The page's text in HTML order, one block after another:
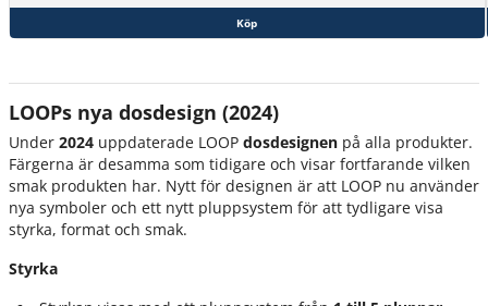
Köp
LOOPs nya dosdesign (2024)
Under 2024 uppdaterade LOOP dosdesignen på alla produkter.
Färgerna är desamma som tidigare och visar fortfarande vilken
smak produkten har. Nytt för designen är att LOOP nu använder
nya symboler och ett nytt pluppsystem för att tydligare visa
styrka, format och smak.
Styrka